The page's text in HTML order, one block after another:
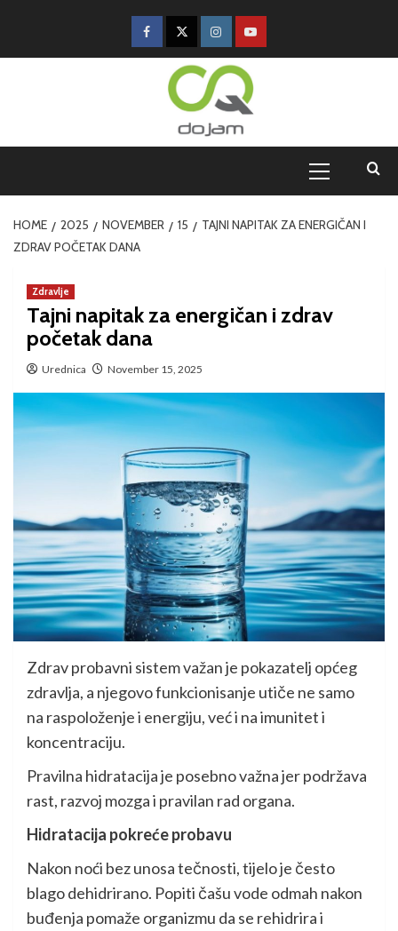
HOME 2025 NOVEMBER 15
TAJNI NAPITAK ZA ENERGIČAN I
ZDRAV POČETAK DANA
Zdravlje
Tajni napitak za energičan i zdrav
početak dana
Urednica November 15, 2025
Zdrav probavni sistem važan je pokazatelj općeg
zdravlja, a njegovo funkcionisanje utiče ne samo
na raspoloženje i energiju, već i na imunitet i
koncentraciju.
Pravilna hidratacija je posebno važna jer podržava
rast, razvoj mozga i pravilan rad organa.
Hidratacija pokreće probavu
Nakon noći bez unosa tečnosti, tijelo je često
blago dehidrirano. Popiti čašu vode odmah nakon
buđenja pomaže organizmu da se rehidrira i